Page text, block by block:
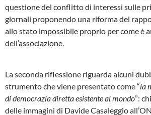
questione del conflitto di interessi sulle
giornali proponendo una riforma del
allo stato impossibile proprio per come è
dell’associazione.
La seconda riflessione riguarda alcuni
strumento che viene presentato come “la
di democrazia diretta esistente al mondo”:
delle immagini di Davide Casaleggio